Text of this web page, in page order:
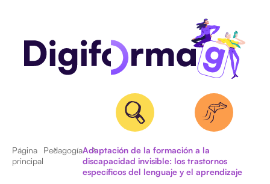
ACTUALIDAD
Página
principal
PedagogíaAdaptación de la formación a la
discapacidad invisible: los trastornos
específicos del lenguaje y el aprendizaje